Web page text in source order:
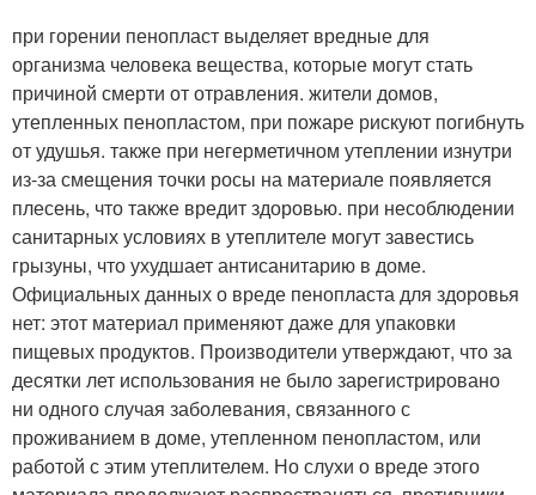
при горении пенопласт выделяет вредные для
организма человека вещества, которые могут стать
причиной смерти от отравления. жители домов,
утепленных пенопластом, при пожаре рискуют погибнуть
от удушья. также при негерметичном утеплении изнутри
из-за смещения точки росы на материале появляется
плесень, что также вредит здоровью. при несоблюдении
санитарных условиях в утеплителе могут завестись
грызуны, что ухудшает антисанитарию в доме.
Официальных данных о вреде пенопласта для здоровья
нет: этот материал применяют даже для упаковки
пищевых продуктов. Производители утверждают, что за
десятки лет использования не было зарегистрировано
ни одного случая заболевания, связанного с
проживанием в доме, утепленном пенопластом, или
работой с этим утеплителем. Но слухи о вреде этого